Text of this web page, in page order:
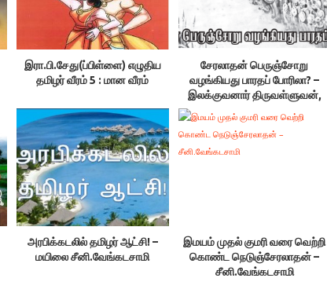
இரா.பி.சேது(ப்பிள்ளை) எழுதிய
தமிழர் வீரம் 5 : மான வீரம்
சேரலாதன் பெருஞ்சோறு
வழங்கியது பாரதப் போரிலா? –
இலக்குவனார் திருவள்ளுவன்,
அரபிக்கடலில் தமிழர் ஆட்சி! –
மயிலை சீனி.வேங்கடசாமி
இமயம் முதல் குமரி வரை வெற்றி
கொண்ட நெடுஞ்சேரலாதன் –
சீனி.வேங்கடசாமி